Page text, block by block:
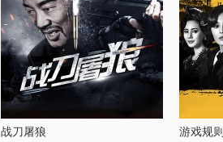
战刀屠狼 游戏规则